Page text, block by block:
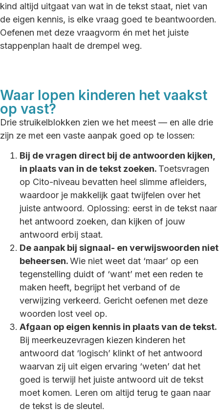
kind altijd uitgaat van wat in de tekst staat, niet van
de eigen kennis, is elke vraag goed te beantwoorden.
Oefenen met deze vraagvorm én met het juiste
stappenplan haalt de drempel weg.
Waar lopen kinderen het vaakst
op vast?
Drie struikelblokken zien we het meest — en alle drie
zijn ze met een vaste aanpak goed op te lossen:
Bij de vragen direct bij de antwoorden kijken,
in plaats van in de tekst zoeken. Toetsvragen
op Cito-niveau bevatten heel slimme afleiders,
waardoor je makkelijk gaat twijfelen over het
juiste antwoord. Oplossing: eerst in de tekst naar
het antwoord zoeken, dan kijken of jouw
antwoord erbij staat.
De aanpak bij signaal- en verwijswoorden niet
beheersen.Wie niet weet dat ‘maar’ op een
tegenstelling duidt of ‘want’ met een reden te
maken heeft, begrijpt het verband of de
verwijzing verkeerd. Gericht oefenen met deze
woorden lost veel op.
Afgaan op eigen kennis in plaats van de tekst.
Bij meerkeuzevragen kiezen kinderen het
antwoord dat ‘logisch’ klinkt of het antwoord
waarvan zij uit eigen ervaring ‘weten’ dat het
goed is terwijl het juiste antwoord uit de tekst
moet komen. Leren om altijd terug te gaan naar
de tekst is de sleutel.